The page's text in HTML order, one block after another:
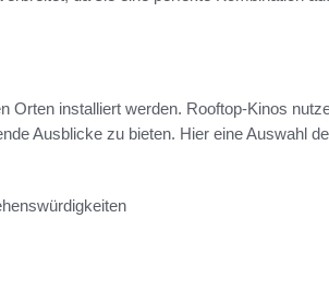
Orten installiert werden. Rooftop-Kinos
Ausblicke zu bieten. Hier eine Auswahl